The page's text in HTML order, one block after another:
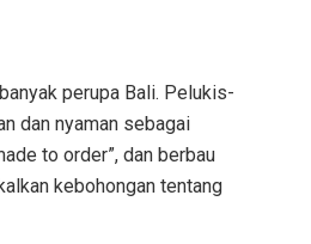
perupa Bali. Pelukis-
dan nyaman sebagai
to order”, dan berbau
kebohongan tentang